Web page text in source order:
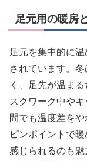
足元用の暖房
足元を集中的に
されています。
く、足先が温ま
スクワーク中や
間でも温度差をや
ピンポイントで
感じられるのも魅